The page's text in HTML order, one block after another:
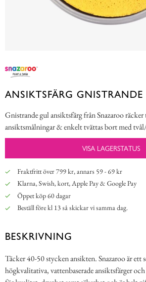
ANSIKTSFÄRG
Gnistrande gul ansiktsfärg från Snazaroo
ansiktsmålningar & enkelt tvättas bort med
VISA LAGERSTATUS
Fraktfritt över 799 kr, annars 59 - 69 kr
Klarna, Swish, kort, Apple Pay & Google Pay
Öppet köp 60 dagar
Beställ före kl 13 så skickar vi samma dag.
BESKRIVNING
Täcker 40-50 stycken ansikten. Snazaroo är ett
högkvalitativa, vattenbaserade ansiktsfärger